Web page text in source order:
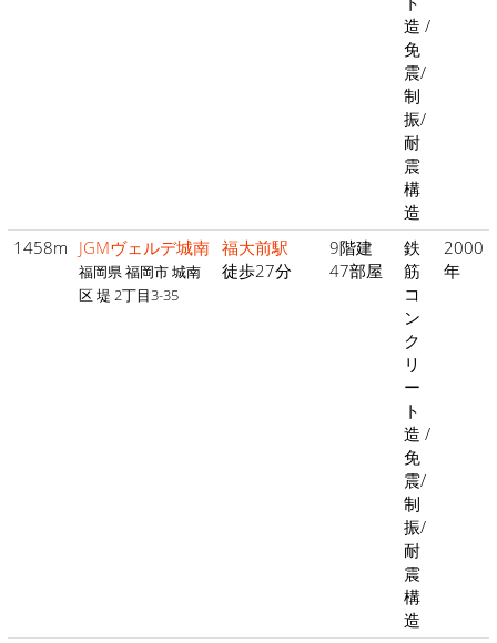
造 /
免
震/
制
振/
耐
震
構
造
1458m JGMヴェルデ城南
福岡県 福岡市 城南
区 堤 2丁目3-35
福大前駅
徒歩27分
9階建
47部屋
鉄
筋
コ
ン
ク
リ
ー
ト
造 /
免
震/
制
振/
耐
震
構
造
2000
年